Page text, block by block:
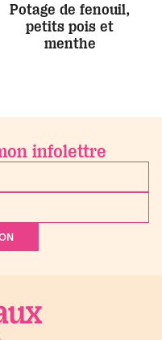
Potage de fenouil,
petits pois et
menthe
infolettre